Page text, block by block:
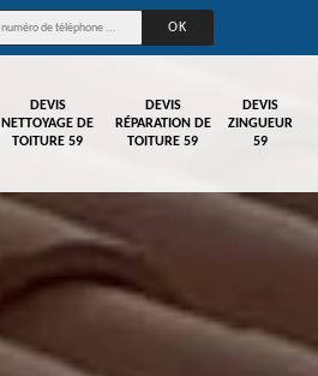
DEVIS
NETTOYAGE DE
TOITURE 59
DEVIS
RÉPARATION DE
TOITURE 59
DEVIS
ZINGUEUR
59